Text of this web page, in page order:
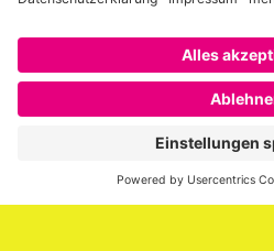
Über SAATKORN
SAATKORN ist der Blog von
er über die Themen Employer